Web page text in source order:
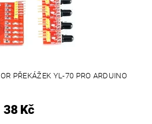
PŘEKÁŽEK YL-70 PRO ARDUINO
38 Kč